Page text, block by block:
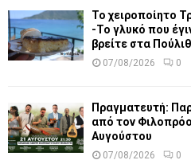
Το χειροποίητο
-Το γλυκό που
βρείτε στα
07/08/2026 0
Πραγματευτή:
από τον
Αυγούστου
07/08/2026 0